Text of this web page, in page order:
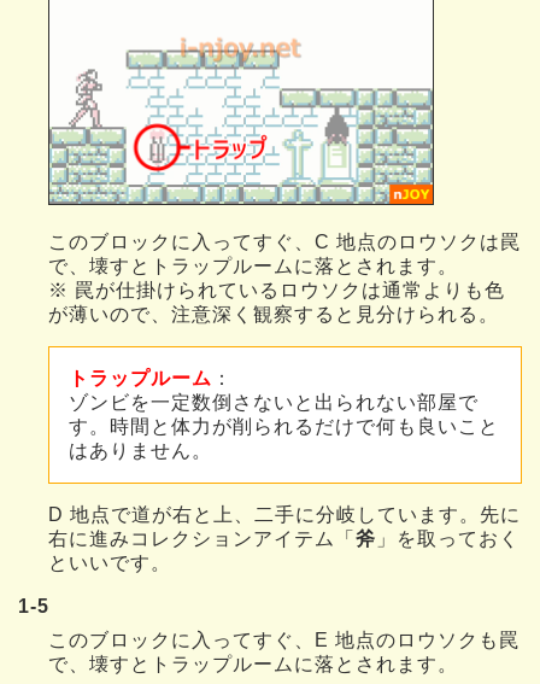
このブロックに入ってすぐ、C 地点のロウソクは罠
で、壊すとトラップルームに落とされます。
※ 罠が仕掛けられているロウソクは通常よりも色
が薄いので、注意深く観察すると見分けられる。
トラップルーム ：
ゾンビを一定数倒さないと出られない部屋で
す。時間と体力が削られるだけで何も良いこと
はありません。
D 地点で道が右と上、二手に分岐しています。先に
右に進みコレクションアイテム「 斧 」を取っておく
といいです。
1-5
このブロックに入ってすぐ、E 地点のロウソクも罠
で、壊すとトラップルームに落とされます。